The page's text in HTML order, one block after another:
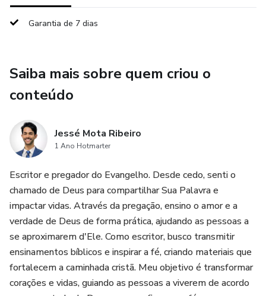
Se você deseja ter uma mente fortalecida e viver com
mais clareza, direção e confiança, este e-book é para você!
Adquira agora e dê o primeiro passo para uma vida com
mais propósito e firmeza!
Garantia de 7 dias
Saiba mais sobre quem criou o
conteúdo
Jessé Mota Ribeiro
1 Ano Hotmarter
Escritor e pregador do Evangelho. Desde cedo, senti o
chamado de Deus para compartilhar Sua Palavra e
impactar vidas. Através da pregação, ensino o amor e a
verdade de Deus de forma prática, ajudando as pessoas a
se aproximarem d'Ele. Como escritor, busco transmitir
ensinamentos bíblicos e inspirar a fé, criando materiais que
fortalecem a caminhada cristã. Meu objetivo é transformar
corações e vidas, guiando as pessoas a viverem de acordo